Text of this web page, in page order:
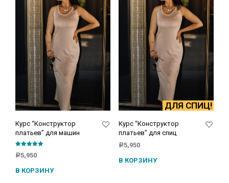
Курс “Конструктор
платьев” для машин
Оценка
5.00
Р5,950
В КОРЗИНУ
ДЛЯ СПИЦ!
Курс “Конструктор
платьев” для спиц
Р5,950
В КОРЗИНУ